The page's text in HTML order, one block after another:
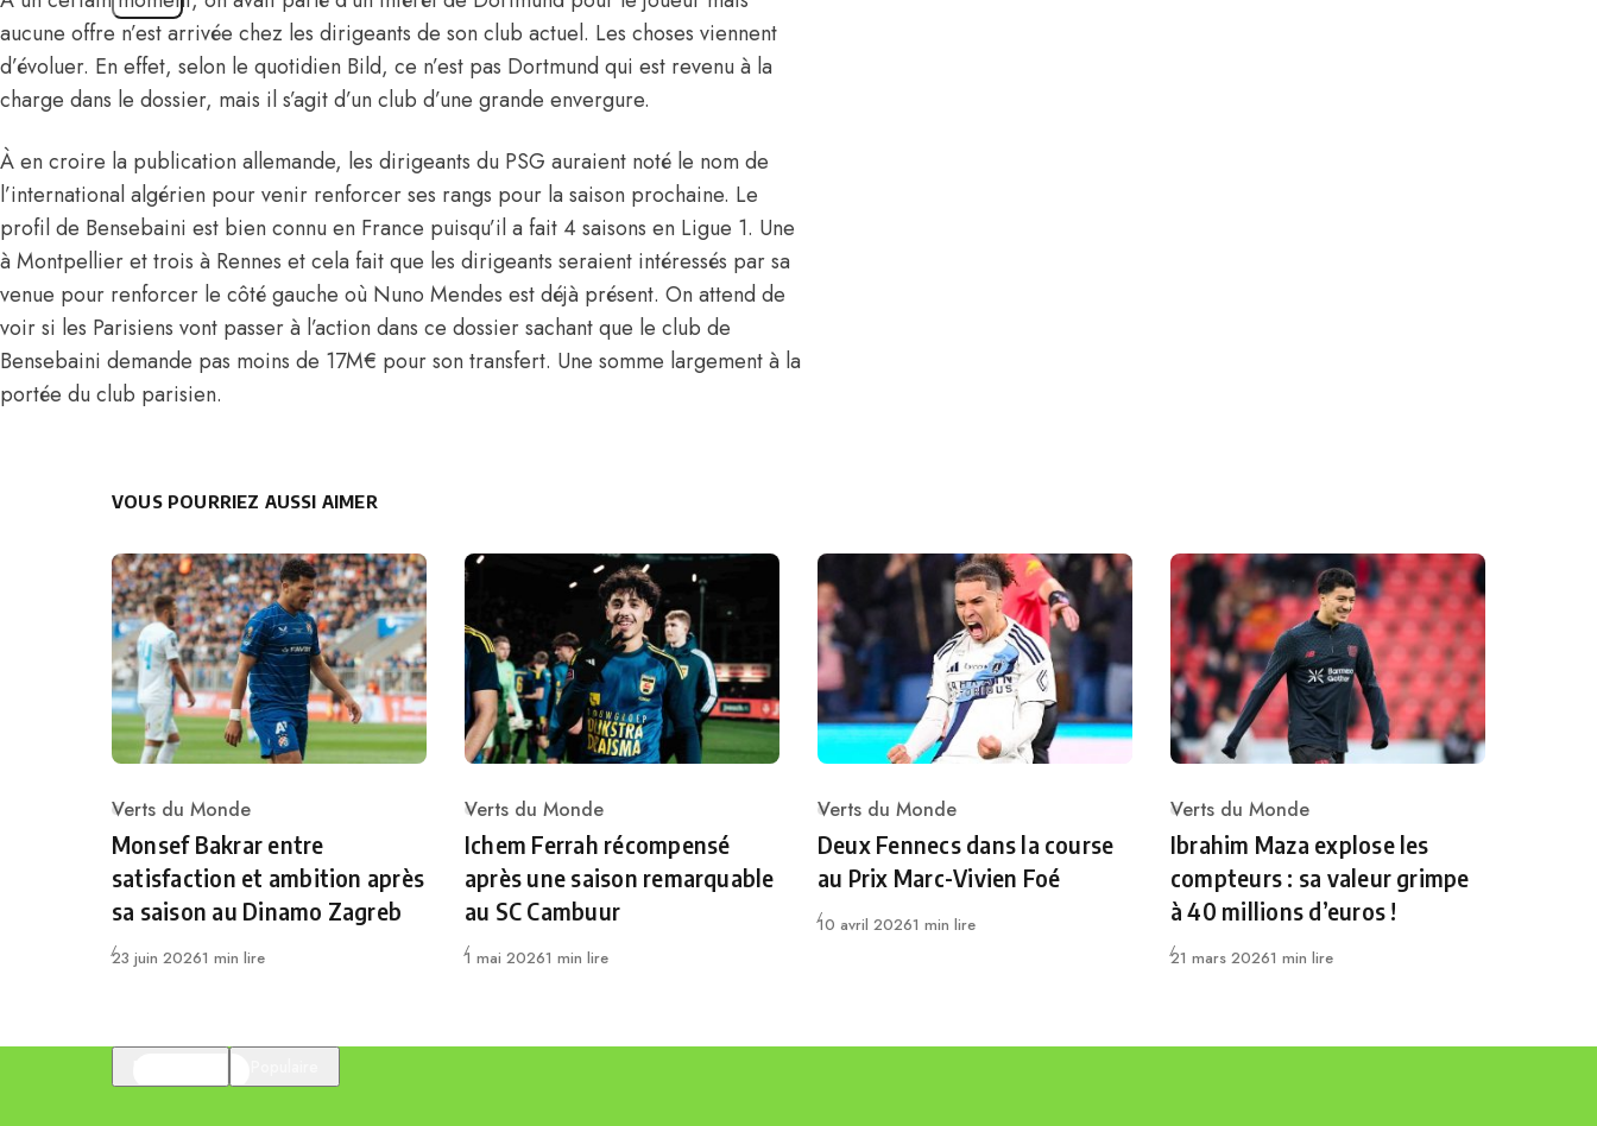
aucune offre n’est arrivée chez les dirigeants de son club actuel. Les choses viennent
d’évoluer. En effet, selon le quotidien Bild, ce n’est pas Dortmund qui est revenu à la
charge dans le dossier, mais il s’agit d’un club d’une grande envergure.
À en croire la publication allemande, les dirigeants du PSG auraient noté le nom de
l’international algérien pour venir renforcer ses rangs pour la saison prochaine. Le
profil de Bensebaini est bien connu en France puisqu’il a fait 4 saisons en Ligue 1. Une
à Montpellier et trois à Rennes et cela fait que les dirigeants seraient intéressés par sa
venue pour renforcer le côté gauche où Nuno Mendes est déjà présent. On attend de
voir si les Parisiens vont passer à l’action dans ce dossier sachant que le club de
Bensebaini demande pas moins de 17M€ pour son transfert. Une somme largement à la
portée du club parisien.
VOUS POURRIEZ AUSSI AIMER
Category
Verts du Monde
Monsef Bakrar entre
satisfaction et ambition après
sa saison au Dinamo Zagreb
Publié
23 juin 20261 min lire
Category
Verts du Monde
Ichem Ferrah récompensé
après une saison remarquable
au SC Cambuur
Publié
1 mai 20261 min lire
Category
Verts du Monde
Deux Fennecs dans la course
au Prix Marc-Vivien Foé
Publié
10 avril 20261 min lire
Category
Verts du Monde
Ibrahim Maza explose les
compteurs : sa valeur grimpe
à 40 millions d’euros !
Publié
21 mars 20261 min lire